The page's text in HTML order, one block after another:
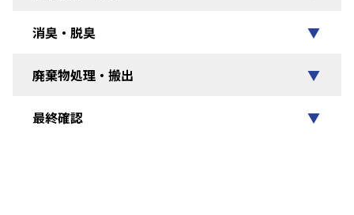
消臭・脱臭 ▼
廃棄物処理・搬出 ▼
最終確認 ▼